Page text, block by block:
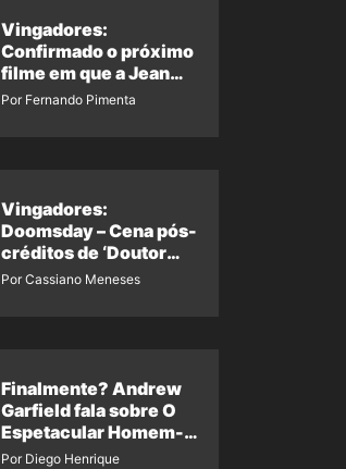
Vingadores:
Confirmado o próximo
filme em que a Jean
Grey irá aparecer
Por Fernando Pimenta
Vingadores:
Doomsday – Cena pós-
créditos de ‘Doutor
Destino’ é revelada
Por Cassiano Meneses
Finalmente? Andrew
Garfield fala sobre O
Espetacular Homem-
Aranha 3
Por Diego Henrique